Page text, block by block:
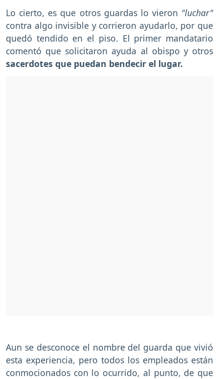
Lo cierto, es que otros guardas lo vieron "luchar"
contra algo invisible y corrieron ayudarlo, por que
quedó tendido en el piso. El primer mandatario
comentó que solicitaron ayuda al obispo y otros
sacerdotes que puedan bendecir el lugar.
Aun se desconoce el nombre del guarda que vivió
esta experiencia, pero todos los empleados están
conmocionados con lo ocurrido, al punto, de que